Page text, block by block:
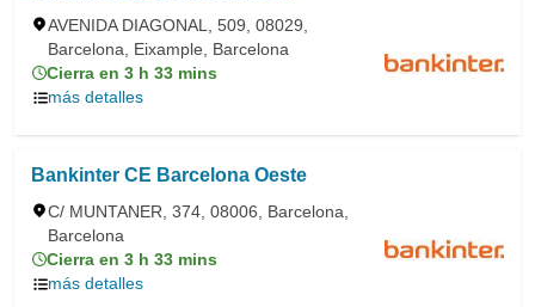
AVENIDA DIAGONAL, 509, 08029,
Barcelona, Eixample, Barcelona
Cierra en 3 h 33 mins
más detalles
Bankinter CE Barcelona Oeste
C/ MUNTANER, 374, 08006, Barcelona,
Barcelona
Cierra en 3 h 33 mins
más detalles